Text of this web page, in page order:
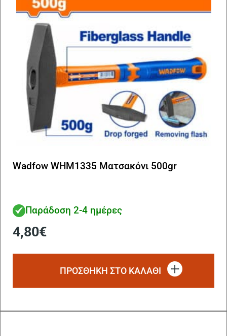
Wadfow WHM1335 Ματσακόνι 500gr
Παράδοση 2-4 ημέρες
4,80€
ΠΡΟΣΘΗΚΗ ΣΤΟ ΚΑΛΑΘΙ